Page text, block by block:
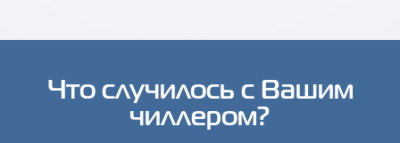
Что случилось с Вашим
чиллером?